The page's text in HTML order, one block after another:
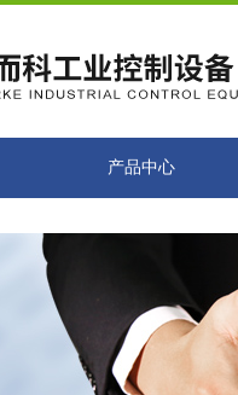
产品中心